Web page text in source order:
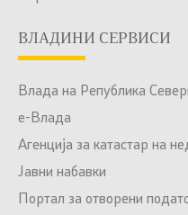
ВЛАДИНИ СЕРВИСИ
Влада на Република
е-Влада
Агенција за катастар на
Јавни набавки
Портал за отворени